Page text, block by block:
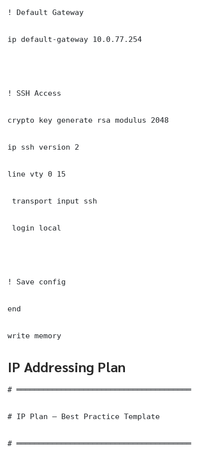
! Default Gateway
ip default-gateway 10.0.77.254
! SSH Access
crypto key generate rsa modulus 2048
ip ssh version 2
line vty 0 15
transport input ssh
login local
! Save config
end
write memory
IP Addressing Plan
# ═══════════════════════════════════════
# IP Plan — Best Practice Template
# ═══════════════════════════════════════